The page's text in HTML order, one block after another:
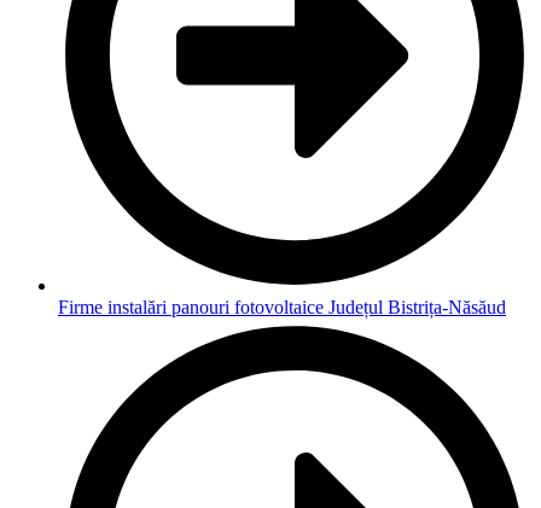
Firme instalări panouri fotovoltaice Județul Bistrița-Năsăud